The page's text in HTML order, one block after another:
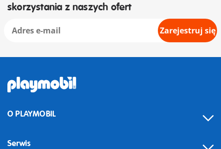
skorzystania z naszych ofert
Zarejestruj się
O PLAYMOBIL
Serwis